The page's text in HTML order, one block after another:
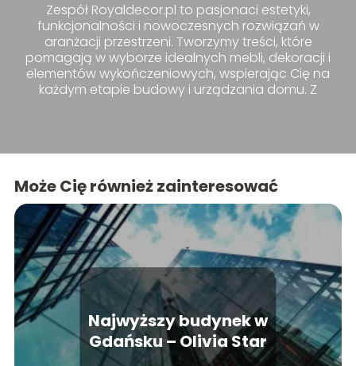
Zespół Royaldecor.pl to pasjonaci estetyki,
funkcjonalności i nowoczesnych rozwiązań w
aranżacji przestrzeni. Tworzymy treści, które
pomagają w wyborze idealnych mebli, dekoracji i
elementów wykończeniowych, wspierając Cię na
każdym etapie budowy i urządzania domu. Z
Może Cię również zainteresować
Najwyższy budynek w
Gdańsku – Olivia Star